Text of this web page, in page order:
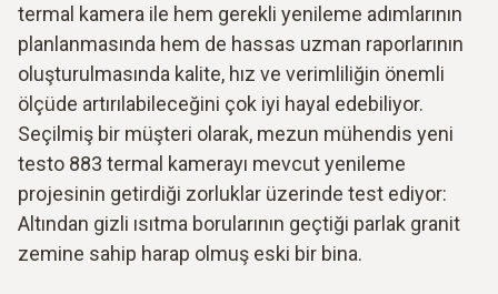
termal kamera ile hem gerekli yenileme adımlarının
planlanmasında hem de hassas uzman raporlarının
oluşturulmasında kalite, hız ve verimliliğin önemli
ölçüde artırılabileceğini çok iyi hayal edebiliyor.
Seçilmiş bir müşteri olarak, mezun mühendis yeni
testo 883 termal kamerayı mevcut yenileme
projesinin getirdiği zorluklar üzerinde test ediyor:
Altından gizli ısıtma borularının geçtiği parlak granit
zemine sahip harap olmuş eski bir bina.